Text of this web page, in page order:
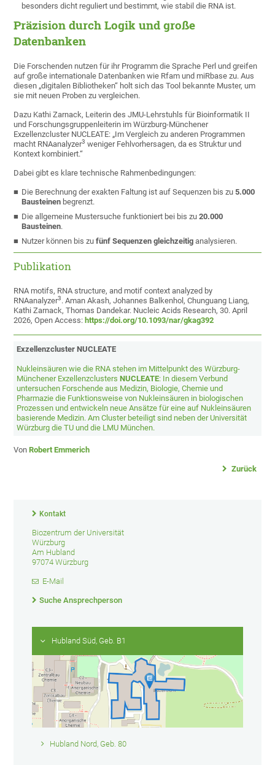
besonders dicht reguliert und bestimmt, wie stabil die RNA ist.
Präzision durch Logik und große
Datenbanken
Die Forschenden nutzen für ihr Programm die Sprache Perl und greifen
auf große internationale Datenbanken wie Rfam und miRbase zu. Aus
diesen „digitalen Bibliotheken“ holt sich das Tool bekannte Muster, um
sie mit neuen Proben zu vergleichen.
Dazu Kathi Zarnack, Leiterin des JMU-Lehrstuhls für Bioinformatik II
und Forschungsgruppenleiterin im Würzburg-Münchener
Exzellenzcluster NUCLEATE: „Im Vergleich zu anderen Programmen
macht RNAanalyzer3 weniger Fehlvorhersagen, da es Struktur und
Kontext kombiniert.“
Dabei gibt es klare technische Rahmenbedingungen:
Die Berechnung der exakten Faltung ist auf Sequenzen bis zu5.000
Bausteinen begrenzt.
Die allgemeine Mustersuche funktioniert bei bis zu20.000
Bausteinen.
Nutzer können bis zufünf Sequenzen gleichzeitig analysieren.
Publikation
RNA motifs, RNA structure, and motif context analyzed by
RNAanalyzer3. Aman Akash, Johannes Balkenhol, Chunguang Liang,
Kathi Zarnack, Thomas Dandekar. Nucleic Acids Research, 30. April
2026, Open Access: https://doi.org/10.1093/nar/gkag392
Exzellenzcluster NUCLEATE
Nukleinsäuren wie die RNA stehen im Mittelpunkt des Würzburg-
Münchener ExzellenzclustersNUCLEATE: In diesem Verbund
untersuchen Forschende aus Medizin, Biologie, Chemie und
Pharmazie die Funktionsweise von Nukleinsäuren in biologischen
Prozessen und entwickeln neue Ansätze für eine auf Nukleinsäuren
basierende Medizin. Am Cluster beteiligt sind neben der Universität
Würzburg die TU und die LMU München.
VonRobert Emmerich
Zurück
Kontakt
Biozentrum der Universität
Würzburg
Am Hubland
97074 Würzburg
E-Mail
Suche Ansprechperson
Hubland Süd, Geb. B1
Hubland Nord, Geb. 80